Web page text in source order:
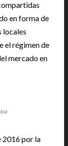
en forma de
locales
el régimen de
mercado en
2016 por la